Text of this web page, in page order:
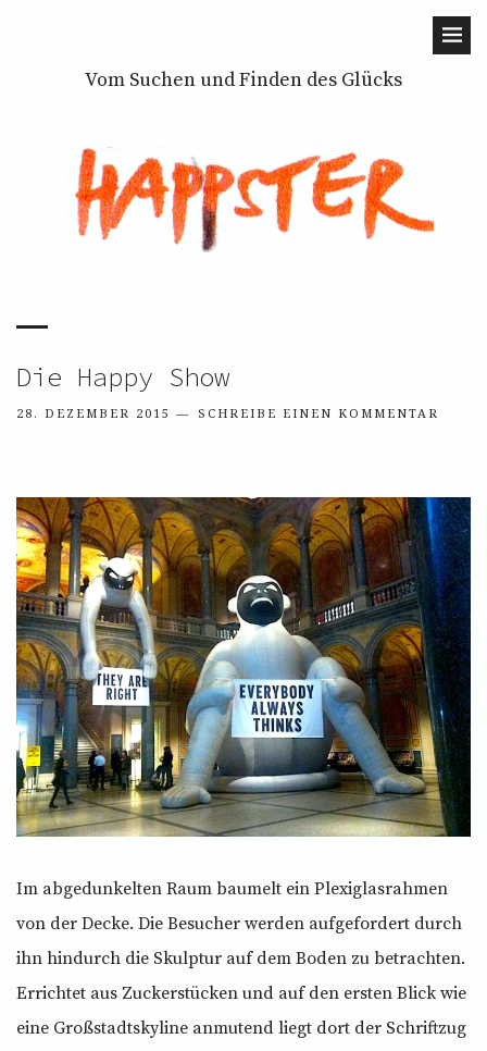
Vom Suchen und Finden des Glücks
Die Happy Show
28. DEZEMBER 2015 SCHREIBE EINEN KOMMENTAR
Im abgedunkelten Raum baumelt ein Plexiglasrahmen
von der Decke. Die Besucher werden aufgefordert durch
ihn hindurch die Skulptur auf dem Boden zu betrachten.
Errichtet aus Zuckerstücken und auf den ersten Blick wie
eine Großstadtskyline anmutend liegt dort der Schriftzug